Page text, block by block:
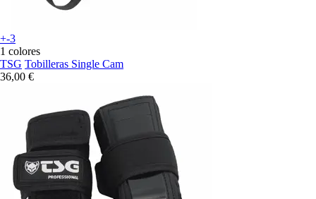
+-3
1 colores
TSG Tobilleras Single Cam
36,00 €